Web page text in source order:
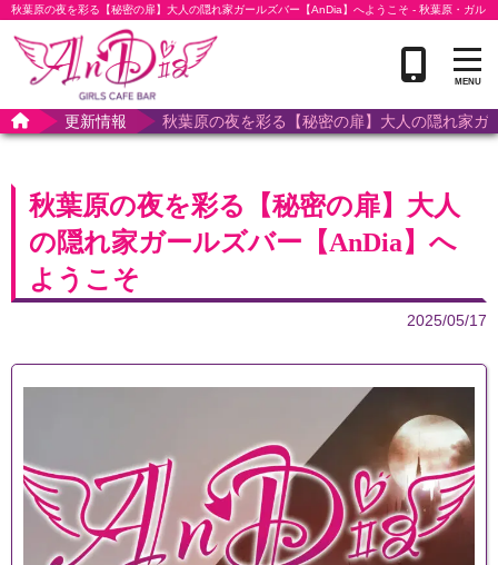
秋葉原の夜を彩る【秘密の扉】大人の隠れ家ガールズバー【AnDia】へようこそ - 秋葉原・ガル
更新情報 秋葉原の夜を彩る【秘密の扉】大人の隠れ家ガ
秋葉原の夜を彩る【秘密の扉】大人
の隠れ家ガールズバー【AnDia】へ
ようこそ
2025/05/17